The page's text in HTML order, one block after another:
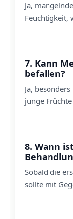
Ja,
Feuchtigkeit,
7. Kann
befallen?
Ja,
junge
8. Wann
Sobald die
sollte mit